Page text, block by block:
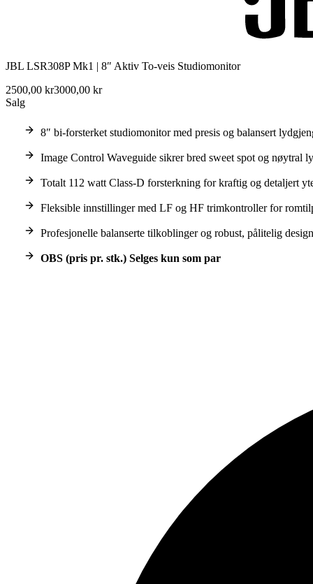
JBL LSR308P Mk1 | 8″ Aktiv To-veis Studiomonitor
2500,00 kr3000,00 kr
Salg
8″ bi-forsterket studiomonitor med presis og balansert
Image Control Waveguide sikrer bred sweet spot og nøytral
Totalt 112 watt Class-D forsterkning for kraftig og detaljert
Fleksible innstillinger med LF og HF trimkontroller for
Profesjonelle balanserte tilkoblinger og robust, pålitelig
OBS (pris pr. stk.) Selges kun som par